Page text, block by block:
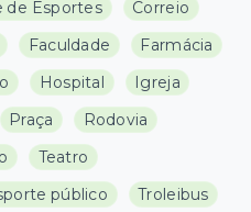
de Esportes
Correio
Faculdade
Farmácia
Hospital
Igreja
Praça
Rodovia
Teatro
público
Troleibus